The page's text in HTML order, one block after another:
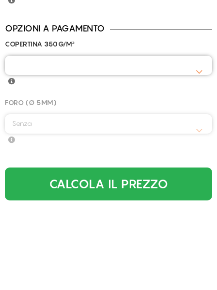
OPZIONI A PAGAMENTO
COPERTINA 350G/M²
FORO (Ø 5MM)
Senza
CALCOLA IL PREZZO